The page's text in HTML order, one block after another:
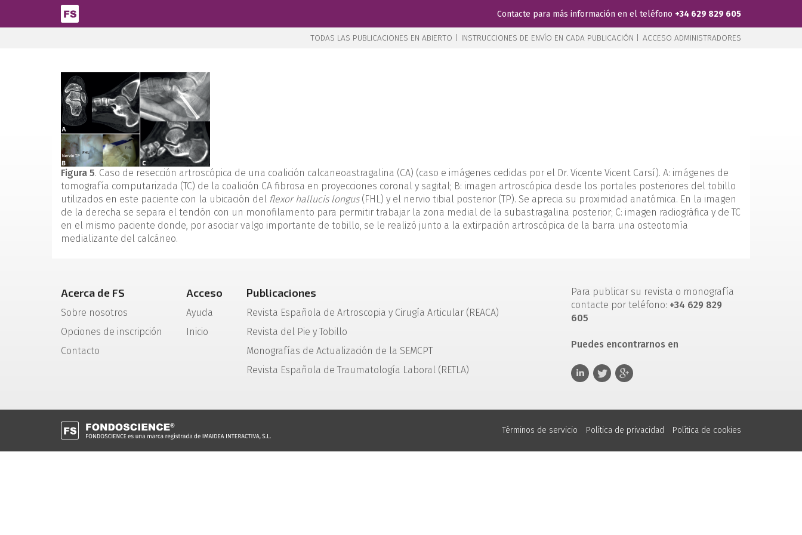
Pasar al contenido principal
Contacte para más información en el teléfono +34 629 829 605
TODAS LAS PUBLICACIONES EN ABIERTO | INSTRUCCIONES DE ENVÍO EN CADA PUBLICACIÓN | ACCESO ADMINISTRADORES
Figura 5. Caso de resección artroscópica de una coalición calcaneoastragalina (CA) (caso e imágenes cedidas por el Dr. Vicente Vicent Carsí). A: imágenes de
tomografía computarizada (TC) de la coalición CA fibrosa en proyecciones coronal y sagital; B: imagen artroscópica desde los portales posteriores del tobillo
utilizados en este paciente con la ubicación del flexor hallucis longus(FHL) y el nervio tibial posterior (TP). Se aprecia su proximidad anatómica. En la imagen
de la derecha se separa el tendón con un monofilamento para permitir trabajar la zona medial de la subastragalina posterior; C: imagen radiográfica y de TC
en el mismo paciente donde, por asociar valgo importante de tobillo, se le realizó junto a la extirpación artroscópica de la barra una osteotomía
medializante del calcáneo.
Acerca de FS
Sobre nosotros
Opciones de inscripción
Contacto
Acceso
Ayuda
Inicio
Publicaciones
Revista Española de Artroscopia y Cirugía Articular (REACA)
Revista del Pie y Tobillo
Monografías de Actualización de la SEMCPT
Revista Española de Traumatología Laboral (RETLA)
Para publicar su revista o monografía
contacte por teléfono: +34 629 829
605
Puedes encontrarnos en
Términos de servicio Política de privacidad Política de cookies